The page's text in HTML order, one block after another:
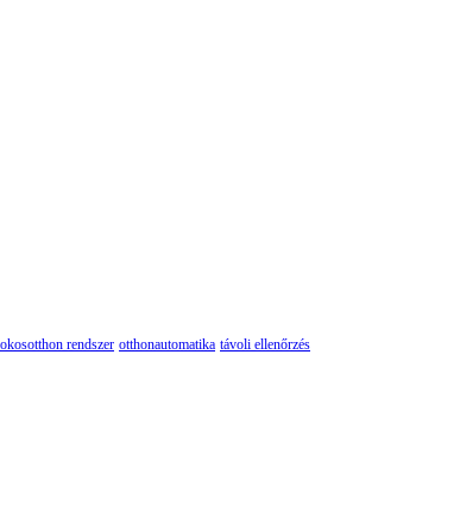
okosotthon rendszer otthonautomatika távoli ellenőrzés